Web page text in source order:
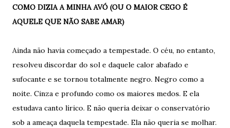
COMO DIZIA A MINHA AVÓ (OU O MAIOR CEGO É
AQUELE QUE NÃO SABE AMAR)
Ainda não havia começado a tempestade. O céu, no entanto,
resolveu discordar do sol e daquele calor abafado e
sufocante e se tornou totalmente negro. Negro como a
noite. Cinza e profundo como os maiores medos. E ela
estudava canto lírico. E não queria deixar o conservatório
sob a ameaça daquela tempestade. Ela não queria se molhar.